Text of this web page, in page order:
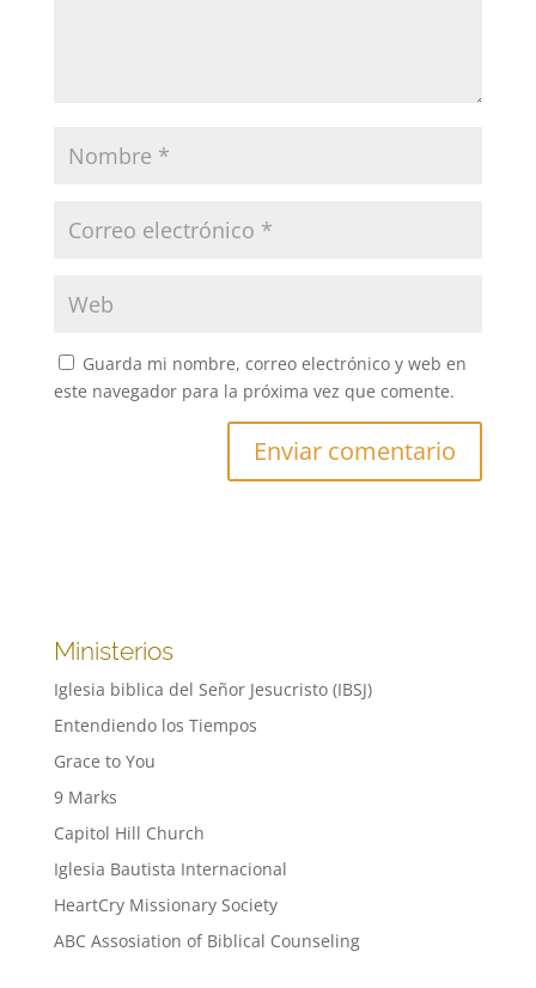
Guarda mi nombre, correo electrónico y web en
este navegador para la próxima vez que comente.
Ministerios
Iglesia biblica del Señor Jesucristo (IBSJ)
Entendiendo los Tiempos
Grace to You
9 Marks
Capitol Hill Church
Iglesia Bautista Internacional
HeartCry Missionary Society
ABC Assosiation of Biblical Counseling